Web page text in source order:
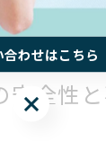
安全性
合わせはこちら
合わせはこちら